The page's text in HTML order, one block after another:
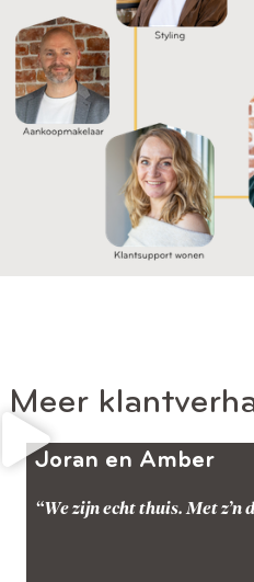
Meer
Joran en Amber
“We zijn echt thuis. Met z’n